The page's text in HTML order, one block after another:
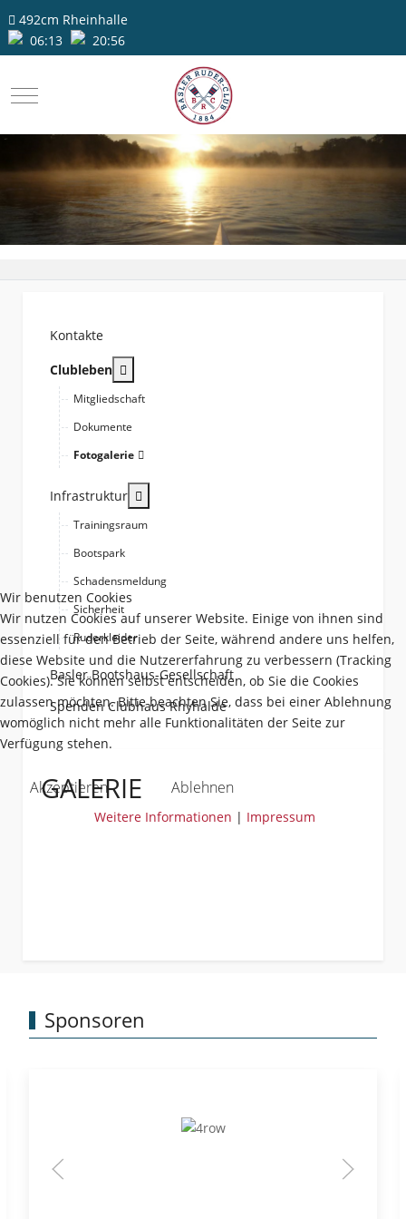
492cm Rheinhalle
06:13
20:56
Mobile Menu Toggle
Kontakte
Clubleben
Mitgliedschaft
Dokumente
Fotogalerie
Infrastruktur
Trainingsraum
Bootspark
Schadensmeldung
Sicherheit
Ruderkleider
Basler Bootshaus-Gesellschaft
Spenden Clubhaus Rhyhalde
GALERIE
Sponsoren
Wir benutzen Cookies
Wir nutzen Cookies auf unserer Website. Einige von ihnen sind
essenziell für den Betrieb der Seite, während andere uns helfen,
diese Website und die Nutzererfahrung zu verbessern (Tracking
Cookies). Sie können selbst entscheiden, ob Sie die Cookies
zulassen möchten. Bitte beachten Sie, dass bei einer Ablehnung
womöglich nicht mehr alle Funktionalitäten der Seite zur
Verfügung stehen.
Akzeptieren Ablehnen
Weitere Informationen | Impressum